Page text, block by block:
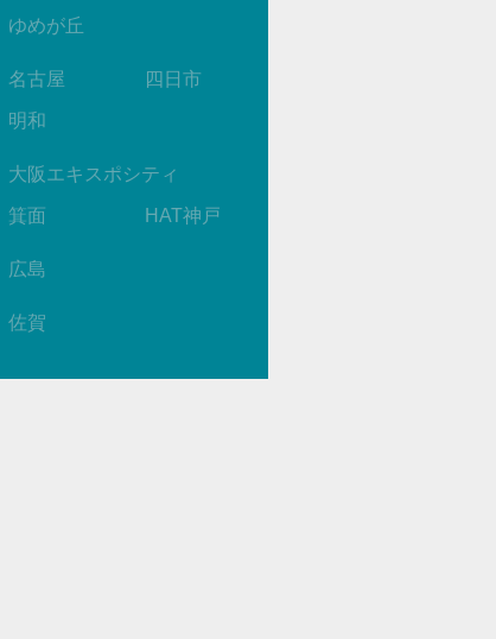
ゆめが丘
名古屋 四日市
明和
大阪エキスポシティ
箕面 HAT神戸
広島
佐賀